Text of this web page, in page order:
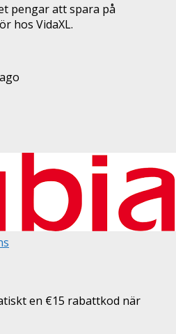
pengar att spara på
hos VidaXL.
en €15 rabattkod när